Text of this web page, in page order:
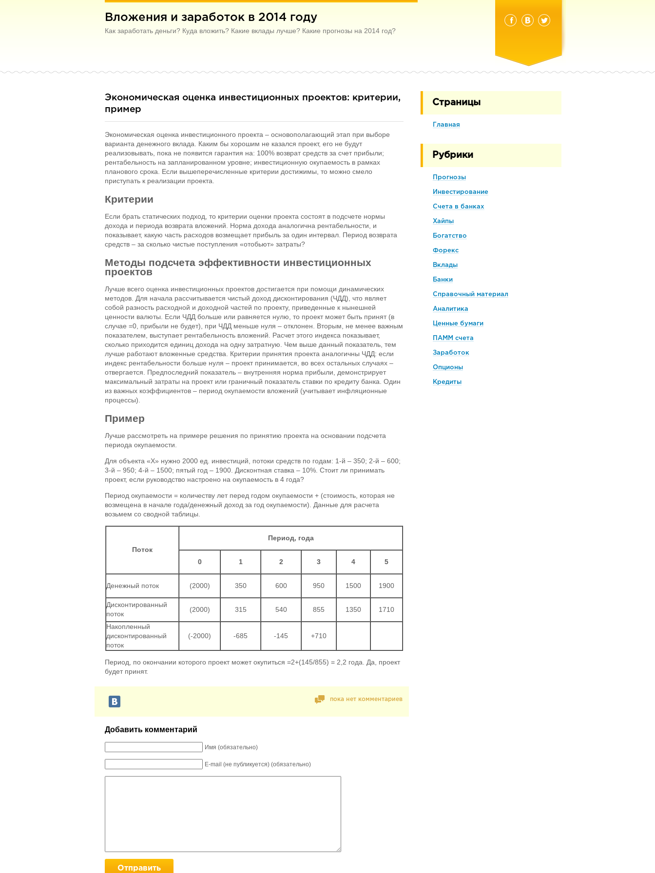
Вложения и заработок в 2014 году
Как заработать деньги? Куда вложить? Какие вклады лучше? Какие прогнозы на 2014 год?
Экономическая оценка инвестиционных проектов: критерии,
пример
Экономическая оценка инвестиционного проекта – основополагающий этап при выборе
варианта денежного вклада. Каким бы хорошим не казался проект, его не будут
реализовывать, пока не появится гарантия на: 100% возврат средств за счет прибыли;
рентабельность на запланированном уровне; инвестиционную окупаемость в рамках
планового срока. Если вышеперечисленные критерии достижимы, то можно смело
приступать к реализации проекта.
Критерии
Если брать статических подход, то критерии оценки проекта состоят в подсчете нормы
дохода и периода возврата вложений. Норма дохода аналогична рентабельности, и
показывает, какую часть расходов возмещает прибыль за один интервал. Период возврата
средств – за сколько чистые поступления «отобьют» затраты?
Методы подсчета эффективности инвестиционных
проектов
Лучше всего оценка инвестиционных проектов достигается при помощи динамических
методов. Для начала рассчитывается чистый доход дисконтирования (ЧДД), что являет
собой разность расходной и доходной частей по проекту, приведенные к нынешней
ценности валюты. Если ЧДД больше или равняется нулю, то проект может быть принят (в
случае =0, прибыли не будет), при ЧДД меньше нуля – отклонен. Вторым, не менее важным
показателем, выступает рентабельность вложений. Расчет этого индекса показывает,
сколько приходится единиц дохода на одну затратную. Чем выше данный показатель, тем
лучше работают вложенные средства. Критерии принятия проекта аналогичны ЧДД: если
индекс рентабельности больше нуля – проект принимается, во всех остальных случаях –
отвергается. Предпоследний показатель – внутренняя норма прибыли, демонстрирует
максимальный затраты на проект или граничный показатель ставки по кредиту банка. Один
из важных коэффициентов – период окупаемости вложений (учитывает инфляционные
процессы).
Пример
Лучше рассмотреть на примере решения по принятию проекта на основании подсчета
периода окупаемости.
Для объекта «Х» нужно 2000 ед. инвестиций, потоки средств по годам: 1-й – 350; 2-й – 600;
3-й – 950; 4-й – 1500; пятый год – 1900. Дисконтная ставка – 10%. Стоит ли принимать
проект, если руководство настроено на окупаемость в 4 года?
Период окупаемости = количеству лет перед годом окупаемости + (стоимость, которая не
возмещена в начале года/денежный доход за год окупаемости). Данные для расчета
возьмем со сводной таблицы.
Поток
Период, года
0 1 2 3 4 5
Денежный поток (2000) 350 600 950 1500 1900
Дисконтированный
поток
(2000) 315 540 855 1350 1710
Накопленный
дисконтированный
поток
(-2000) -685 -145 +710
Период, по окончании которого проект может окупиться =2+(145/855) = 2,2 года. Да, проект
будет принят.
пока нет комментариев
Добавить комментарий
Имя (обязательно)
E-mail (не публикуется) (обязательно)
Страницы
Главная
Рубрики
Прогнозы
Инвестирование
Счета в банках
Хайпы
Богатство
Форекс
Вклады
Банки
Справочный материал
Аналитика
Ценные бумаги
ПАММ счета
Заработок
Опционы
Кредиты